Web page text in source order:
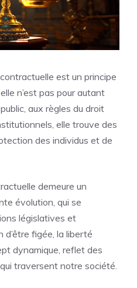
est un principe
n’est pas pour autant
aux règles du droit
elle trouve des
des individus et de
demeure un
évolution, qui se
législatives et
d’être figée, la liberté
dynamique, reflet des
traversent notre société.